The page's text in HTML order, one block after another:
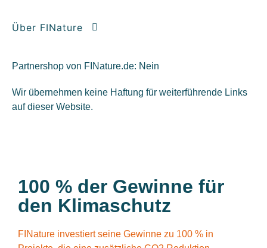
Über FINature
Partnershop von FINature.de: Nein
Wir übernehmen keine Haftung für weiterführende Links
auf dieser Website.
100 % der Gewinne für
den Klimaschutz
FINature investiert seine Gewinne zu 100 % in